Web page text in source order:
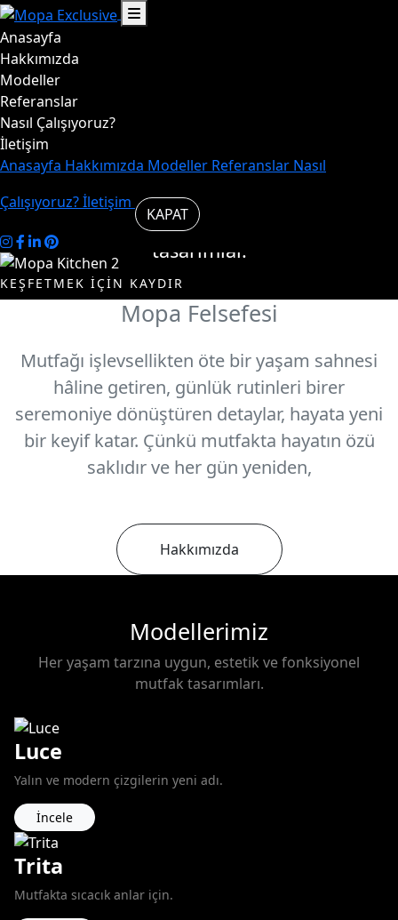
Anasayfa
Hakkımızda
Modeller
Referanslar
Nasıl Çalışıyoruz?
İletişim
Anasayfa Hakkımızda Modeller Referanslar Nasıl
Çalışıyoruz?İletişim
KAPAT
mutfakta
başlar.
Mutfakta şık ve özgün
tasarımlar.
Modelleri
İncele
Kimiz
KEŞFETMEK İÇİN KAYDIR
Mopa Felsefesi
Mutfağı işlevsellikten öte bir yaşam sahnesi
hâline getiren, günlük rutinleri birer
seremoniye dönüştüren detaylar, hayata yeni
bir keyif katar. Çünkü mutfakta hayatın özü
saklıdır ve her gün yeniden,
Hakkımızda
Modellerimiz
Her yaşam tarzına uygun, estetik ve fonksiyonel
mutfak tasarımları.
Luce
Yalın ve modern çizgilerin yeni adı.
İncele
Trita
Mutfakta sıcacık anlar için.